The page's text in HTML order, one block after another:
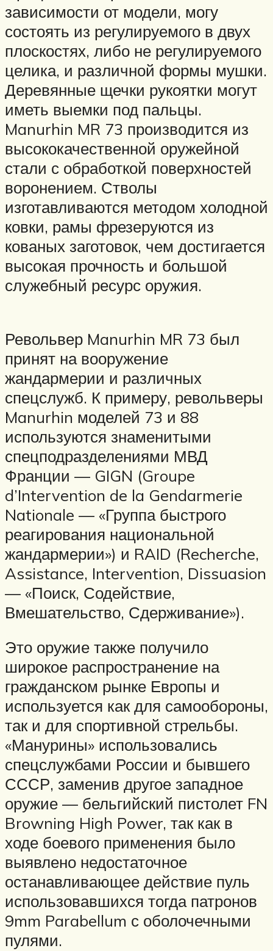
зависимости от модели, могу
состоять из регулируемого в двух
плоскостях, либо не регулируемого
целика, и различной формы мушки.
Деревянные щечки рукоятки могут
иметь выемки под пальцы.
Manurhin MR 73 производится из
высококачественной оружейной
стали с обработкой поверхностей
воронением. Стволы
изготавливаются методом холодной
ковки, рамы фрезеруются из
кованых заготовок, чем достигается
высокая прочность и большой
служебный ресурс оружия.
Револьвер Manurhin MR 73 был
принят на вооружение
жандармерии и различных
спецслужб. К примеру, револьверы
Manurhin моделей 73 и 88
используются знаменитыми
спецподразделениями МВД
Франции — GIGN (Groupe
d’Intervention de la Gendarmerie
Nationale — «Группа быстрого
реагирования национальной
жандармерии») и RAID (Recherche,
Assistance, Intervention, Dissuasion
— «Поиск, Содействие,
Вмешательство, Сдерживание»).
Это оружие также получило
широкое распространение на
гражданском рынке Европы и
используется как для самообороны,
так и для спортивной стрельбы.
«Манурины» использовались
спецслужбами России и бывшего
СССР, заменив другое западное
оружие — бельгийский пистолет FN
Browning High Power, так как в
ходе боевого применения было
выявлено недостаточное
останавливающее действие пуль
использовавшихся тогда патронов
9mm Parabellum с оболочечными
пулями.